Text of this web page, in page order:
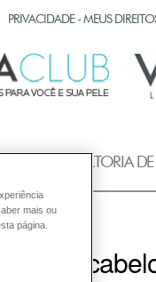
PRIVACIDADE - MEUS
CONSULTORIA
meus
mais ou
página.